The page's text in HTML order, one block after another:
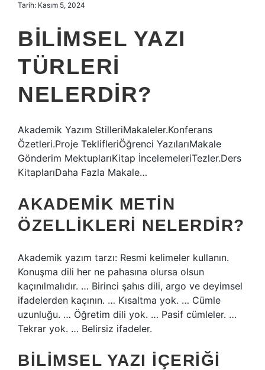
Tarih: Kasım 5, 2024
BILIMSEL YAZI
TÜRLERI
NELERDIR?
Akademik Yazım StilleriMakaleler.Konferans
Özetleri.Proje TeklifleriÖğrenci YazılarıMakale
Gönderim MektuplarıKitap İncelemeleriTezler.Ders
KitaplarıDaha Fazla Makale…
AKADEMIK METIN
ÖZELLIKLERI NELERDIR?
Akademik yazım tarzı: Resmi kelimeler kullanın.
Konuşma dili her ne pahasına olursa olsun
kaçınılmalıdır. … Birinci şahıs dili, argo ve deyimsel
ifadelerden kaçının. … Kısaltma yok. … Cümle
uzunluğu. … Öğretim dili yok. … Pasif cümleler. …
Tekrar yok. … Belirsiz ifadeler.
BILIMSEL YAZI IÇERIĞI